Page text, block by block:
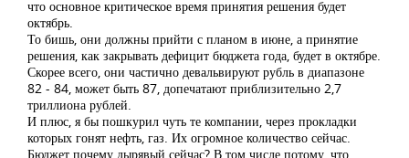
что основное критическое время принятия решения будет
октябрь.
То бишь, они должны прийти с планом в июне, а принятие
решения, как закрывать дефицит бюджета года, будет в октябре.
Скорее всего, они частично девальвируют рубль в диапазоне
82 - 84, может быть 87, допечатают приблизительно 2,7
триллиона рублей.
И плюс, я бы пошкурил чуть те компании, через прокладки
которых гонят нефть, газ. Их огромное количество сейчас.
Бюджет почему дырявый сейчас? В том числе потому, что